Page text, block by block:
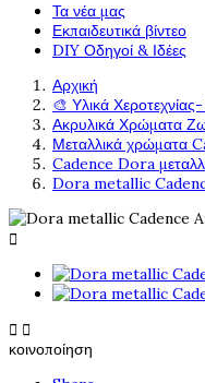
Τα νέα μας
Εκπαιδευτικά βίντεο
DIY Οδηγοί & Ιδέες
Αρχική
🎨 Υλικά
Ακρυλικά Χρώματα
Μεταλλικά χρώματα
Cadence Dora
Dora metallic

 
κοινοποίηση